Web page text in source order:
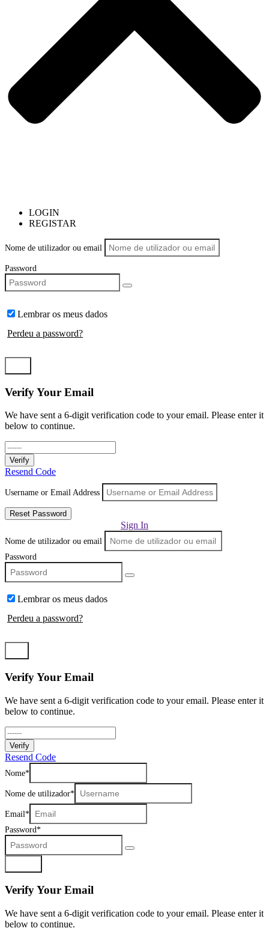
LOGIN
REGISTAR
Nome de utilizador ou email
Password
Lembrar os meus dados
Perdeu a password?
Verify Your Email
We have sent a 6-digit verification code to your email. Please enter it
below to continue.
Verify
Resend Code
Username or Email Address
Reset Password
Sign In
Nome de utilizador ou email
Password
Lembrar os meus dados
Perdeu a password?
Verify Your Email
We have sent a 6-digit verification code to your email. Please enter it
below to continue.
Verify
Resend Code
Nome
Nome de utilizador
Email
Password
Verify Your Email
We have sent a 6-digit verification code to your email. Please enter it
below to continue.